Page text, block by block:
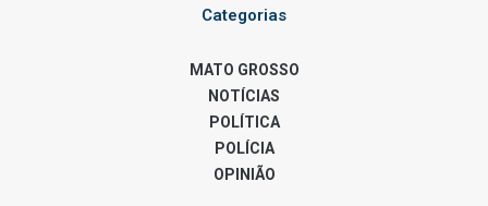
Categorias
MATO GROSSO
NOTÍCIAS
POLÍTICA
POLÍCIA
OPINIÃO